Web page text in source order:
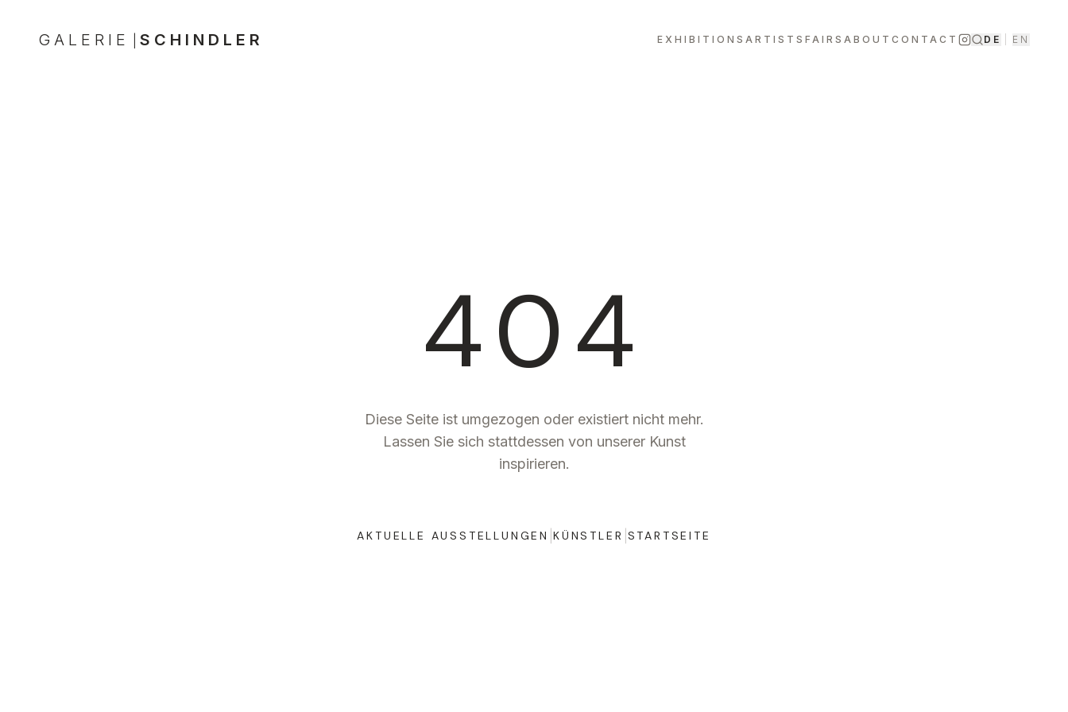
GALERIE SCHINDLER EXHIBITIONS ARTISTS FAIRS ABOUT CONTACT DE EN
404
Diese Seite ist umgezogen oder existiert nicht mehr.
Lassen Sie sich stattdessen von unserer Kunst
inspirieren.
AKTUELLE AUSSTELLUNGEN |KÜNSTLER STARTSEITE